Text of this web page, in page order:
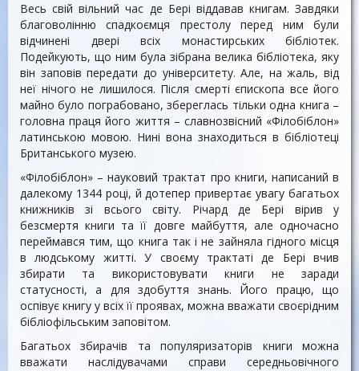
Весь свій вільний час де Бері віддавав книгам. Завдяки
благоволінню спадкоємця престолу перед ним були
відчинені двері всіх монастирських бібліотек.
Подейкують, що ним була зібрана велика бібліотека, яку
він заповів передати до університету. Але, на жаль, від
неї нічого не лишилося. Після смерті єпископа все його
майно було пограбовано, збереглась тільки одна книга –
головна праця його життя – славнозвісний «Філобіблон»
латинською мовою. Нині вона знаходиться в бібліотеці
Британського музею.
«Філобіблон» – науковий трактат про книги, написаний в
далекому 1344 році, й дотепер привертає увагу багатьох
книжників зі всього світу. Річард де Бері вірив у
безсмертя книги та її довге майбуття, але одночасно
переймався тим, що книга так і не зайняла гідного місця
в людському житті. У своєму трактаті де Бері вчив
збирати та використовувати книги не заради
статусності, а для здобуття знань. Його працю, що
оспівує книгу у всіх її проявах, можна вважати своєрідним
бібліофільським заповітом.
Багатьох збирачів та популяризаторів книги можна
вважати наслідувачами справи середньовічного